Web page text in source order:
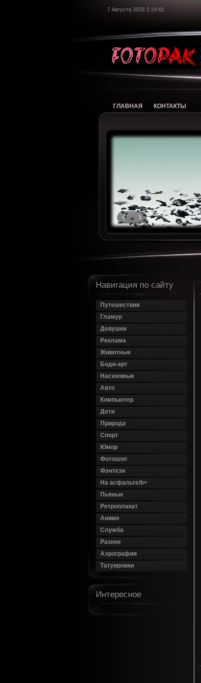
7 Августа 2026 3:19:42
ГЛАВНАЯ КОНТАКТЫ
Навигация по сайту
Путешествия
Гламур
Девушки
Реклама
Животные
Боди-арт
Насекомые
Авто
Компьютер
Дети
Природа
Спорт
Юмор
Фотошоп
Фэнтези
На асфальте/b>
Пьяные
Ретроплакат
Аниме
Служба
Разное
Аэрография
Татуировки
Интересное